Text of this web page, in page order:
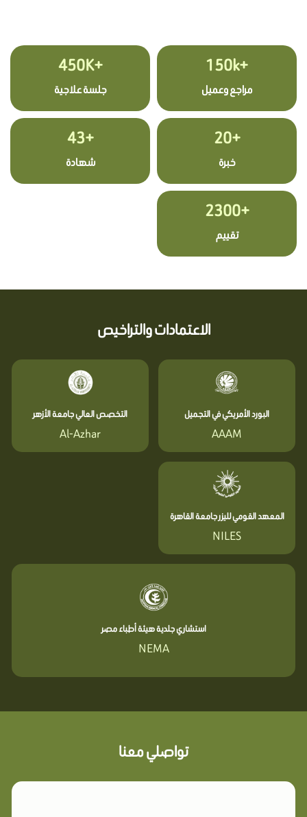
+150k
مراجع وعميل
+450K
جلسة علاجية
+20
خبرة
+43
شهادة
+2300
تقييم
الاعتمادات والتراخيص
البورد الأمريكي في التجميل
AAAM
التخصص العالي جامعة الأزهر
Al-Azhar
المعهد القومي لليزر جامعة القاهرة
NILES
استشاري جلدية هيئة أطباء مصر
NEMA
تواصلي معنا